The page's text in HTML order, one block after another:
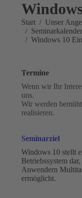
Sie befinden sich
Start
Unser
Seminarkalender
Windows 10
Termine
Wenn wir Ihr
uns.
Wir werden
realisieren.
Seminarziel
Windows 10 stellt
Betriebssystem
Anwendern
ermöglicht.